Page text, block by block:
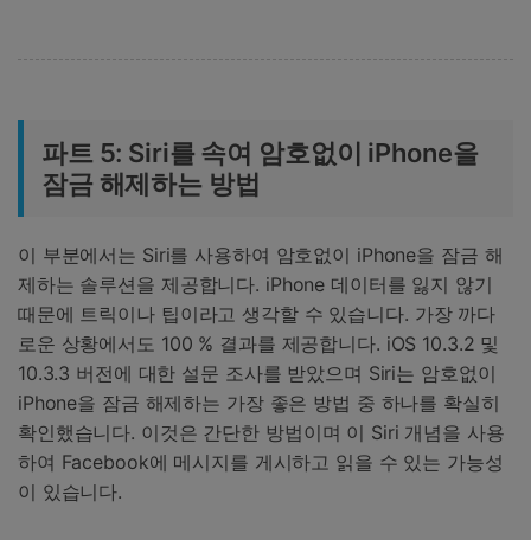
파트 5: Siri를 속여 암호없이 iPhone을
잠금 해제하는 방법
이 부분에서는 Siri를 사용하여 암호없이 iPhone을 잠금 해
제하는 솔루션을 제공합니다. iPhone 데이터를 잃지 않기
때문에 트릭이나 팁이라고 생각할 수 있습니다. 가장 까다
로운 상황에서도 100 % 결과를 제공합니다. iOS 10.3.2 및
10.3.3 버전에 대한 설문 조사를 받았으며 Siri는 암호없이
iPhone을 잠금 해제하는 가장 좋은 방법 중 하나를 확실히
확인했습니다. 이것은 간단한 방법이며 이 Siri 개념을 사용
하여 Facebook에 메시지를 게시하고 읽을 수 있는 가능성
이 있습니다.